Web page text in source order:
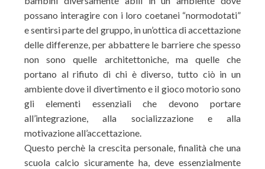
possano interagire con i loro coetanei “normodotati”
e sentirsi parte del gruppo, in un’ottica di accettazione
delle differenze, per abbattere le barriere che spesso
non sono quelle architettoniche, ma quelle che
portano al rifiuto di chi è diverso, tutto ciò in un
ambiente dove il divertimento e il gioco motorio sono
gli elementi essenziali che devono portare
all’integrazione, alla socializzazione e alla
motivazione all’accettazione.
Questo perchè la crescita personale, finalità che una
scuola calcio sicuramente ha, deve essenzialmente